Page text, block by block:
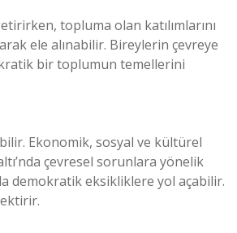
topluma olan katılımlarını
ele alınabilir. Bireylerin çevreye
bir toplumun temellerini
Ekonomik, sosyal ve kültürel
çevresel sorunlara yönelik
demokratik eksikliklere yol açabilir.